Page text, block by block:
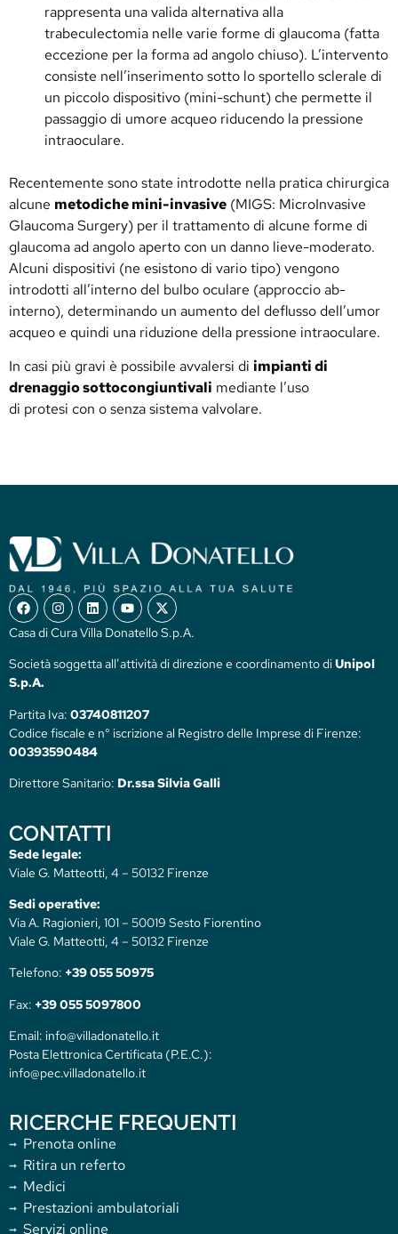
rappresenta una valida alternativa alla
trabeculectomia nelle varie forme di glaucoma (fatta
eccezione per la forma ad angolo chiuso). L’intervento
consiste nell’inserimento sotto lo sportello sclerale di
un piccolo dispositivo (mini-schunt) che permette il
passaggio di umore acqueo riducendo la pressione
intraoculare.
Recentemente sono state introdotte nella pratica chirurgica
alcune metodiche mini-invasive (MIGS: MicroInvasive
Glaucoma Surgery) per il trattamento di alcune forme di
glaucoma ad angolo aperto con un danno lieve-moderato.
Alcuni dispositivi (ne esistono di vario tipo) vengono
introdotti all’interno del bulbo oculare (approccio ab-
interno), determinando un aumento del deflusso dell’umor
acqueo e quindi una riduzione della pressione intraoculare.
In casi più gravi è possibile avvalersi di impianti di
drenaggio sottocongiuntivali mediante l’uso
di protesi con o senza sistema valvolare.
Casa di Cura Villa Donatello S.p.A.
Società soggetta all’attività di direzione e coordinamento diUnipol
S.p.A.
Partita Iva: 03740811207
Codice fiscale e n° iscrizione al Registro delle Imprese di Firenze:
00393590484
Direttore Sanitario: Dr.ssa Silvia Galli
CONTATTI
Sede legale:
Viale G. Matteotti, 4 – 50132 Firenze
Sedi operative:
Via A. Ragionieri, 101 – 50019 Sesto Fiorentino
Viale G. Matteotti, 4 – 50132 Firenze
Telefono: +39 055 50975
Fax: +39 055 5097800
Email: info@villadonatello.it
Posta Elettronica Certificata (P.E.C.):
info@pec.villadonatello.it
RICERCHE FREQUENTI
Prenota online
Ritira un referto
Medici
Prestazioni ambulatoriali
Servizi online